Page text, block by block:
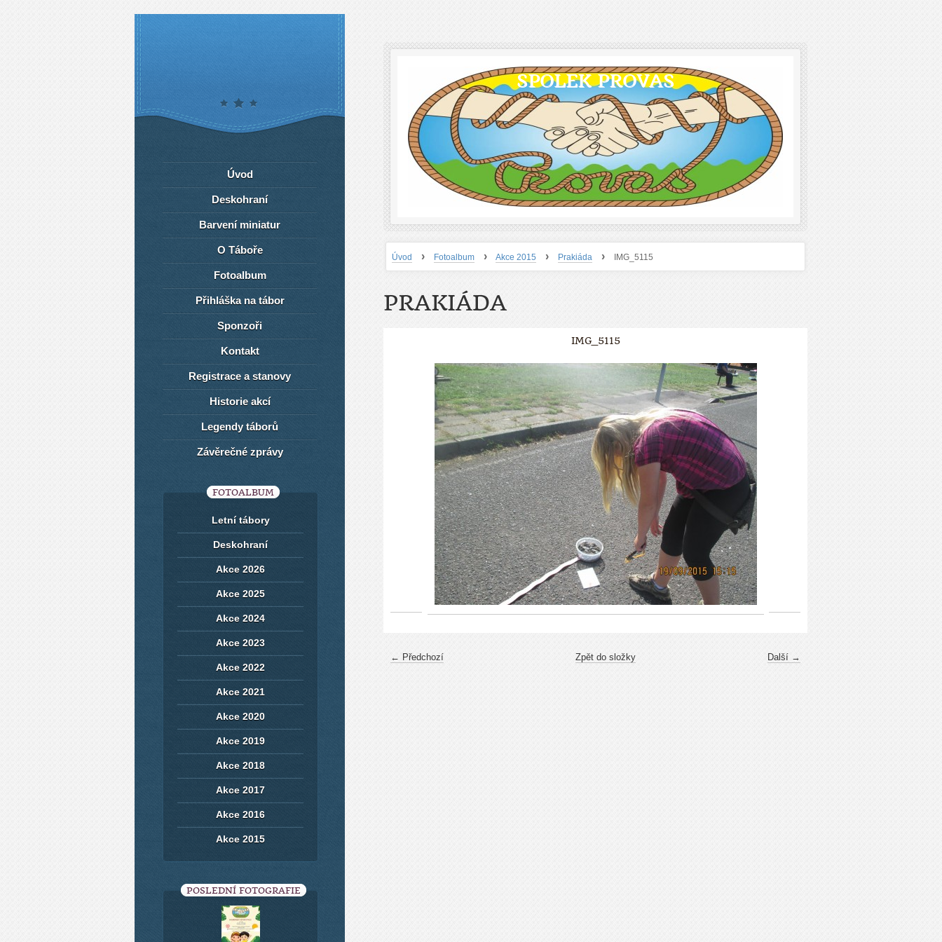
SPOLEK PROVAS
Úvod › Fotoalbum › Akce 2015 › Prakiáda › IMG_5115
PRAKIÁDA
IMG_5115
← Předchozí Další →
Zpět do složky
Úvod
Deskohraní
Barvení miniatur
O Táboře
Fotoalbum
Přihláška na tábor
Sponzoři
Kontakt
Registrace a stanovy
Historie akcí
Legendy táborů
Závěrečné zprávy
FOTOALBUM
Letní tábory
Deskohraní
Akce 2026
Akce 2025
Akce 2024
Akce 2023
Akce 2022
Akce 2021
Akce 2020
Akce 2019
Akce 2018
Akce 2017
Akce 2016
Akce 2015
POSLEDNÍ FOTOGRAFIE